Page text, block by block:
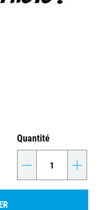
Quantité
- +